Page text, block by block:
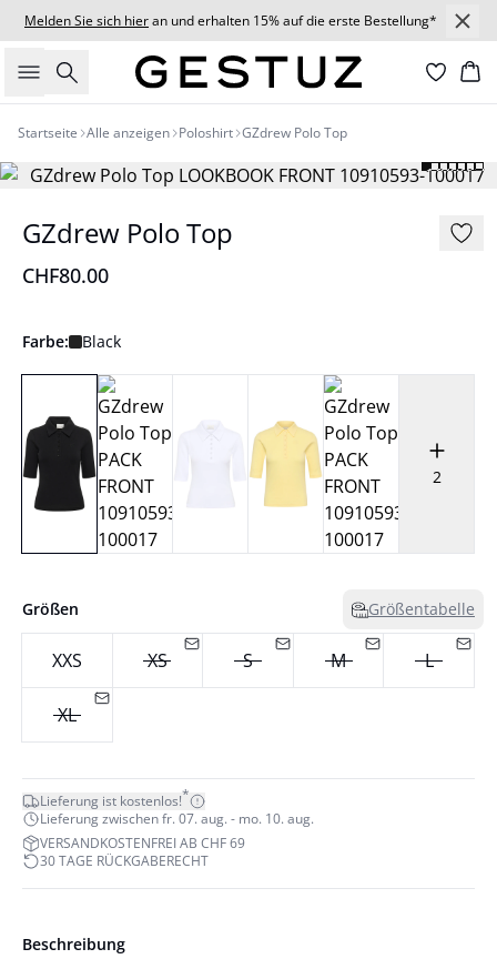
Melden Sie sich hieran und erhalten 15% auf die erste Bestellung*
Suche
Startseite Alle anzeigen Poloshirt GZdrew Polo Top
GZdrew Polo Top
CHF80.00
Farbe: Black
2
Größen Größentabelle
XXS XS S M L
XL
Lieferung ist kostenlos!*
Lieferung zwischen fr. 07. aug. - mo. 10. aug.
VERSANDKOSTENFREI AB CHF 69
30 TAGE RÜCKGABERECHT
Beschreibung